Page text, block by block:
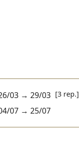
03→ 29/03 [3 rep.]
07→ 25/07